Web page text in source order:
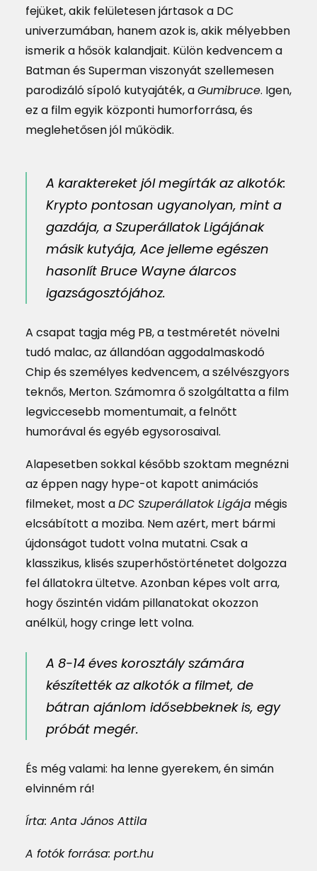
fejüket, akik felületesen jártasok a DC
univerzumában, hanem azok is, akik mélyebben
ismerik a hősök kalandjait. Külön kedvencem a
Batman és Superman viszonyát szellemesen
parodizáló sípoló kutyajáték, aGumibruce. Igen,
ez a film egyik központi humorforrása, és
meglehetősen jól működik.
A karaktereket jól megírták az alkotók:
Krypto pontosan ugyanolyan, mint a
gazdája, a Szuperállatok Ligájának
másik kutyája, Ace jelleme egészen
hasonlít Bruce Wayne álarcos
igazságosztójához.
A csapat tagja még PB, a testméretét növelni
tudó malac, az állandóan aggodalmaskodó
Chip és személyes kedvencem, a szélvészgyors
teknős, Merton. Számomra ő szolgáltatta a film
legviccesebb momentumait, a felnőtt
humorával és egyéb egysorosaival.
Alapesetben sokkal később szoktam megnézni
az éppen nagy hype-ot kapott animációs
filmeket, most aDC Szuperállatok Ligája mégis
elcsábított a moziba. Nem azért, mert bármi
újdonságot tudott volna mutatni. Csak a
klasszikus, klisés szuperhőstörténetet dolgozza
fel állatokra ültetve. Azonban képes volt arra,
hogy őszintén vidám pillanatokat okozzon
anélkül, hogy cringe lett volna.
A 8-14 éves korosztály számára
készítették az alkotók a filmet, de
bátran ajánlom idősebbeknek is, egy
próbát megér.
És még valami: ha lenne gyerekem, én simán
elvinném rá!
Írta: Anta János Attila
A fotók forrása: port.hu